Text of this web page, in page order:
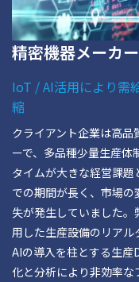
精密機器メーカ
IoT / AI活用により需
縮
クライアント企業は高
ーで、多品種少量生産体
タイムが大きな経営課
での期間が長く、市場
失が発生していました
用した生産設備のリア
AIの導入を柱とする生産
化と分析により非効率